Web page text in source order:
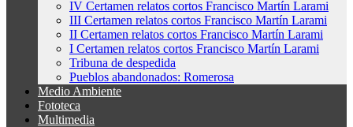
IV Certamen relatos cortos Francisco Martín Larami
III Certamen relatos cortos Francisco Martín Larami
II Certamen relatos cortos Francisco Martín Larami
I Certamen relatos cortos Francisco Martín Larami
Tribuna de despedida
Pueblos abandonados: Romerosa
Medio Ambiente
Fototeca
Multimedia